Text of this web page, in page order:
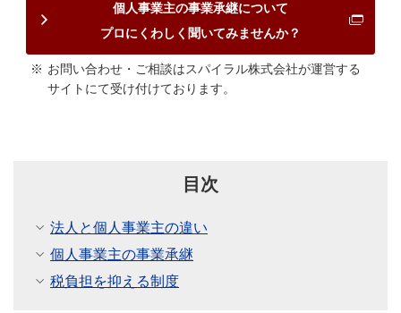
個人事業主の事業承継について
プロにくわしく聞いてみませんか？
お問い合わせ・ご相談はスパイラル株式会社が運営する
サイトにて受け付けております。
目次
法人と個人事業主の違い
個人事業主の事業承継
税負担を抑える制度